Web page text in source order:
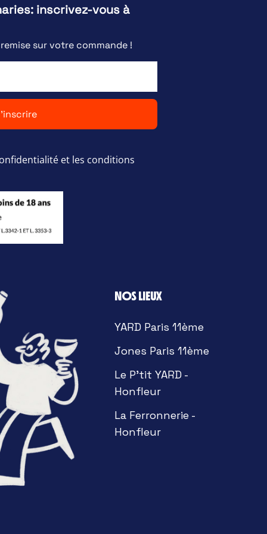
inscrivez-vous à
sur votre commande !
et les conditions
NOS LIEUX
YARD Paris 11ème
Jones Paris 11ème
Le P'tit YARD -
Honfleur
La Ferronnerie -
Honfleur